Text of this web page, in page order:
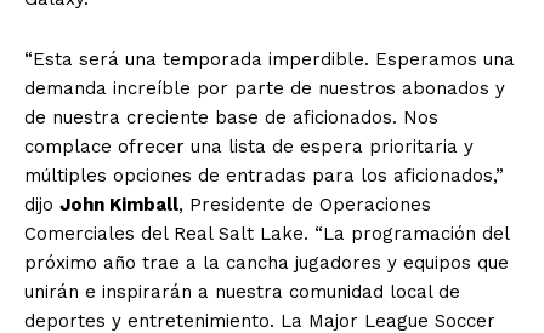
“Esta será una temporada imperdible. Esperamos una
demanda increíble por parte de nuestros abonados y
de nuestra creciente base de aficionados. Nos
complace ofrecer una lista de espera prioritaria y
múltiples opciones de entradas para los aficionados,”
dijo John Kimball, Presidente de Operaciones
Comerciales del Real Salt Lake. “La programación del
próximo año trae a la cancha jugadores y equipos que
unirán e inspirarán a nuestra comunidad local de
deportes y entretenimiento. La Major League Soccer